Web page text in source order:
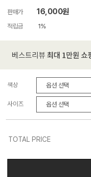
판매가 16,000원
적립금 1%
색상
사이즈
TOTAL PRICE